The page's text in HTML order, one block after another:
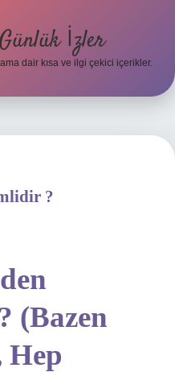
Günlük İzler
dair kısa ve ilgi çekici içerikler.
?
(Bazen
Hep